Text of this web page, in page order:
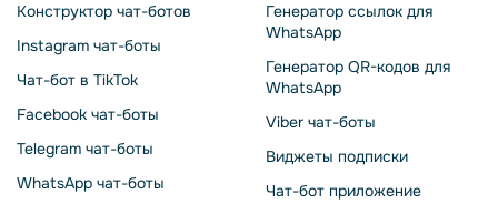
Конструктор чат-ботов
Instagram чат-боты
Чат-бот в TikTok
Facebook чат-боты
Telegram чат-боты
WhatsApp чат-боты
Генератор ссылок для
WhatsApp
Генератор QR-кодов для
WhatsApp
Viber чат-боты
Виджеты подписки
Чат-бот приложение